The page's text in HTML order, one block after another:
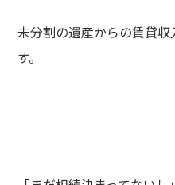
未分割の遺産からの賃貸
す。